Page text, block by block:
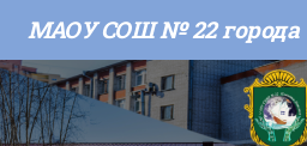
Skip to content